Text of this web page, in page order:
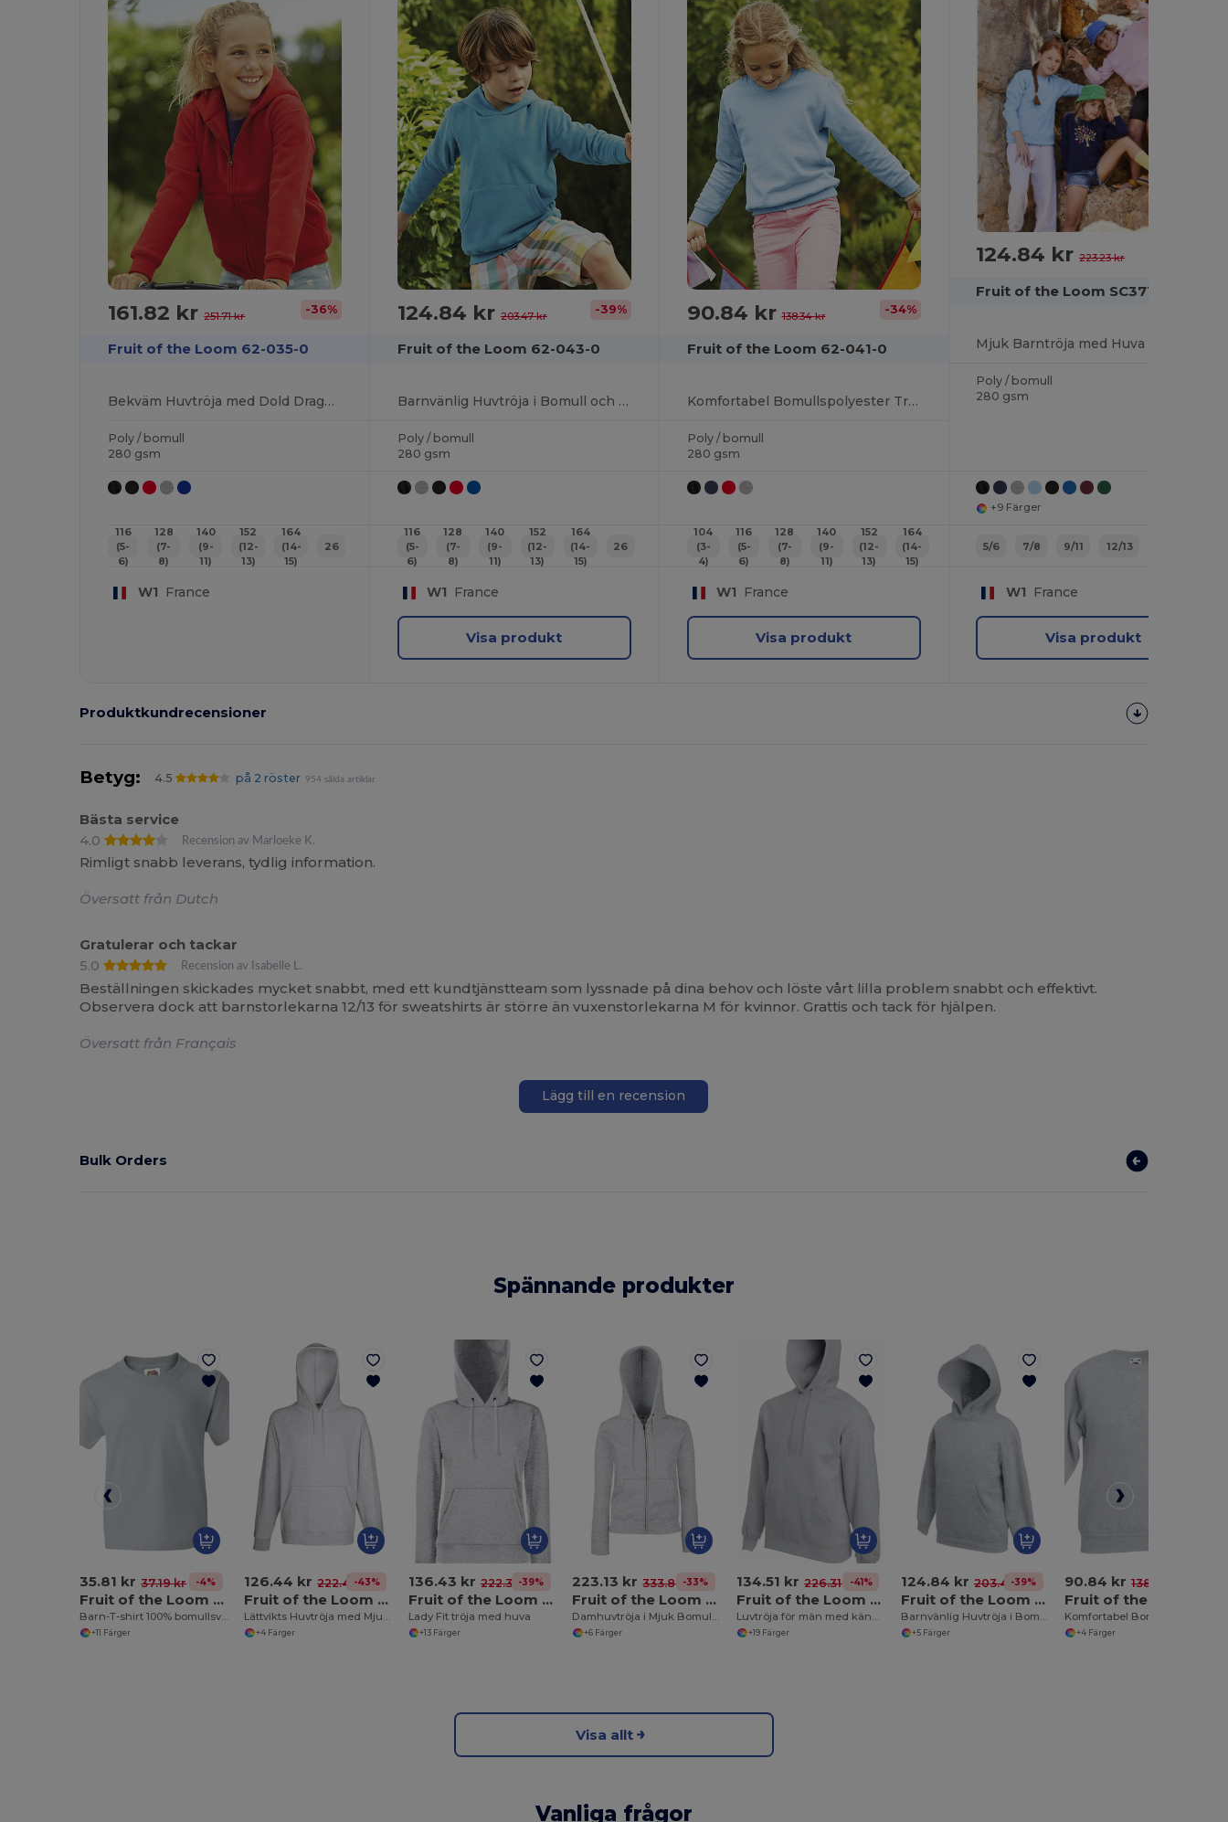
161.82 kr251.71 kr -36%
Fruit of the Loom 62-035-0
Bekväm Huvtröja med Dold Dragkedja och Fickor
Poly / bomull
280 gsm
116
(5-
6)
128
(7-
8)
140
(9-
11)
152
(12-
13)
164
(14-
15)
26
W1 France
124.84 kr 203.47 kr -39%
Fruit of the Loom 62-043-0
Barnvänlig Huvtröja i Bomull och Polyester
Poly / bomull
280 gsm
116
(5-
6)
128
(7-
8)
140
(9-
11)
152
(12-
13)
164
(14-
15)
26
W1 France
Visa produkt
90.84 kr138.34 kr -34%
Fruit of the Loom 62-041-0
Komfortabel Bomullspolyester Tröja
Poly / bomull
280 gsm
104
(3-
4)
116
(5-
6)
128
(7-
8)
140
(9-
11)
152
(12-
13)
164
(14-
15)
W1 France
Visa produkt
124.84 kr223.23 kr
Fruit of the Loom SC371
Poly / bomull
280 gsm
+9 Färger
5/6 7/8 9/11 12/13
W1 France
Visa produkt
Produktkundrecensioner
Betyg: 4.5 på 2 röster 954 sålda artiklar
Bästa service
4.0
Recension av Marloeke K.
Rimligt snabb leverans, tydlig information.
Översatt från Dutch
Gratulerar och tackar
5.0
Recension av Isabelle L.
Beställningen skickades mycket snabbt, med ett kundtjänstteam som lyssnade på dina behov och löste vårt lilla problem snabbt och effektivt.
Observera dock att barnstorlekarna 12/13 för sweatshirts är större än vuxenstorlekarna M för kvinnor. Grattis och tack för hjälpen.
Översatt från Français
Lägg till en recension
Bulk Orders
Spännande produkter
35.81 kr 37.19 kr -4%
Fruit of the Loom 61-033-0
Barn-T-shirt 100% bomullsvikt
+11 Färger
126.44 kr 222.49 kr
-43%
Fruit of the Loom 62-140-0
Lättvikts Huvtröja med Mjuk Fleece
+4 Färger
136.43 kr 222.38 kr
-39%
Fruit of the Loom 62-038-0
Lady Fit tröja med huva
+13 Färger
223.13 kr 333.84 kr
-33%
Fruit of the Loom 62-118-0
Damhuvtröja i Mjuk Bomullsmix med Dragkedja
+6 Färger
134.51 kr 226.31 kr-41%
Fruit of the Loom 62-208-0
Luvtröja för män med känguruficka
+19 Färger
124.84 kr 203.47 kr
-39%
Fruit of the Loom 62-043-0
Barnvänlig Huvtröja i Bomull och Polyester
+5 Färger
90.84 kr 138.34 kr
+4 Färger
Visa allt
Vanliga frågor